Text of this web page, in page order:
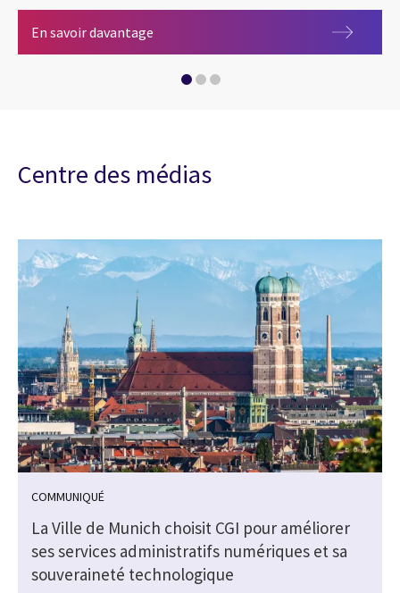
En savoir davantage
Services de conseil en management
Centre des médias
COMMUNIQUÉ
La Ville de Munich choisit CGI pour améliorer
ses services administratifs numériques et sa
souveraineté technologique